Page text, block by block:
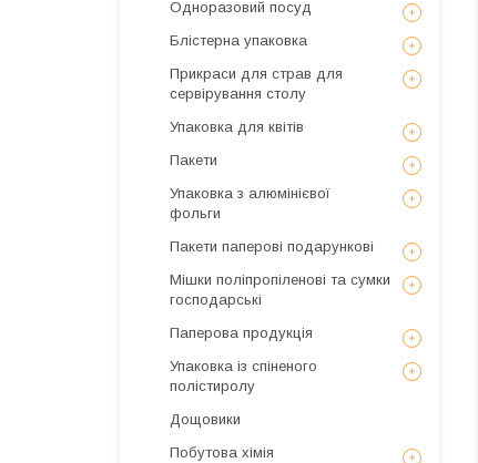
Одноразовий посуд
Блістерна упаковка
Прикраси для страв для
сервірування столу
Упаковка для квітів
Пакети
Упаковка з алюмінієвої
фольги
Пакети паперові подарункові
Мішки поліпропіленові та сумки
господарські
Паперова продукція
Упаковка із спіненого
полістиролу
Дощовики
Побутова хімія